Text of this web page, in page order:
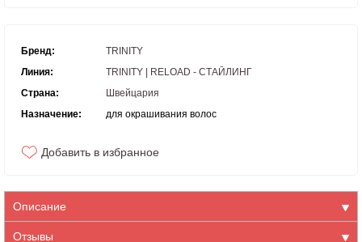
Бренд:
TRINITY
Линия:
TRINITY | RELOAD - СТАЙЛИНГ
Страна:
Швейцария
Назначение:
для окрашивания волос
Добавить в избранное
Описание
Отзывы